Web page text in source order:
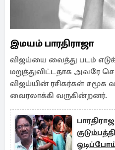
இமயம் பாரதிராஜா
விஜய்யை வைத்து படம்
மறுத்துவிட்டதாக அவரே
விஜய்யின் ரசிகர்கள்
வைரலாக்கி வருகின்றனர்.
ஓடிப்போய்